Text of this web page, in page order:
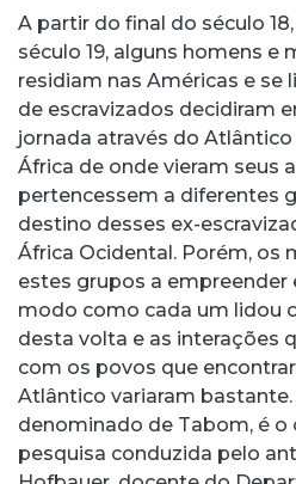
A partir do final do século
século 19, alguns homens e
residiam nas Américas e se
de escravizados decidiram
jornada através do
África de onde vieram seus
pertencessem a diferentes
destino desses ex-
África Ocidental. Porém, os
estes grupos a empreender
modo como cada um lidou
desta volta e as interações
com os povos que
Atlântico variaram
denominado de Tabom, é o
pesquisa conduzida pelo